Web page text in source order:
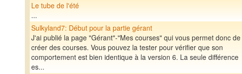
Le tube de l'été
...
Sulkyland7: Début pour la partie gérant
J'ai publié la page "Gérant"-"Mes courses" qui vous permet donc de
créer des courses. Vous pouvez la tester pour vérifier que son
comportement est bien identique à la version 6. La seule différence
es...